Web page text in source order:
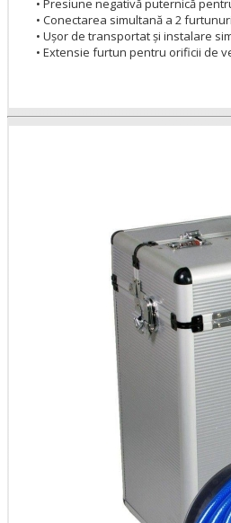
• Presiune negativă puternică
• Conectarea simultană a 2
• Ușor de transportat și instalare
• Extensie furtun pentru orificii de